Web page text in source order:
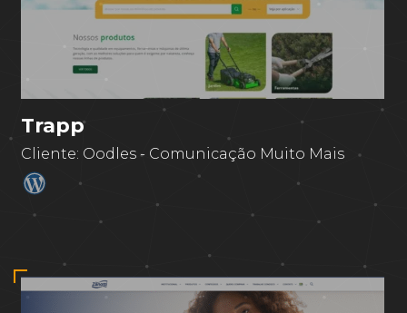
Trapp
Cliente: Oodles - Comunicação Muito Mais